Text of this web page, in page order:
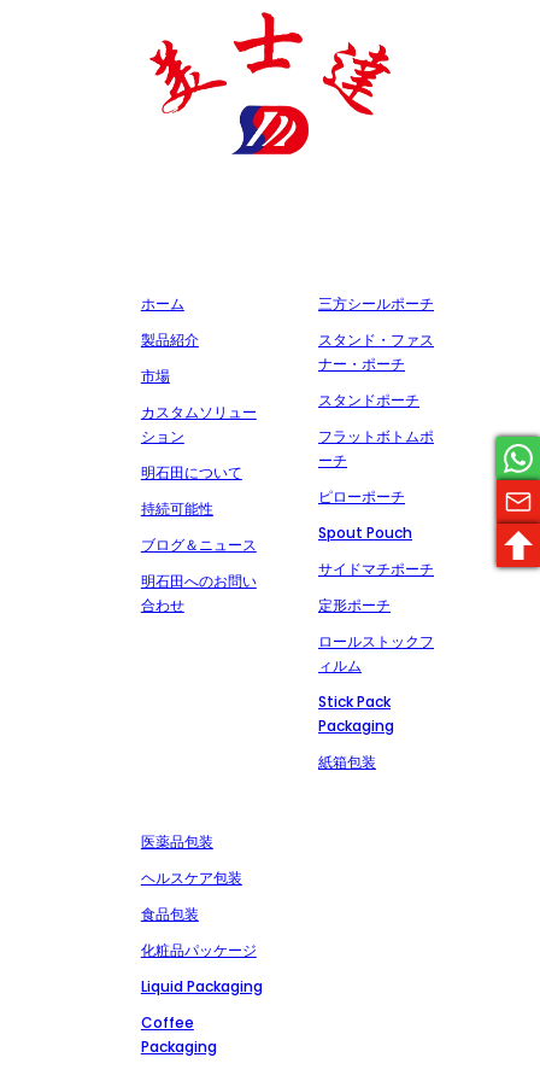
ホーム
製品紹介
市場
カスタムソリュー
ション
明石田について
持続可能性
ブログ＆ニュース
明石田へのお問い
合わせ
三方シールポーチ
スタンド・ファス
ナー・ポーチ
スタンドポーチ
フラットボトムポ
ーチ
ピローポーチ
Spout Pouch
サイドマチポーチ
定形ポーチ
ロールストックフ
ィルム
Stick Pack
Packaging
紙箱包装
医薬品包装
ヘルスケア包装
食品包装
化粧品パッケージ
Liquid Packaging
Coffee
Packaging